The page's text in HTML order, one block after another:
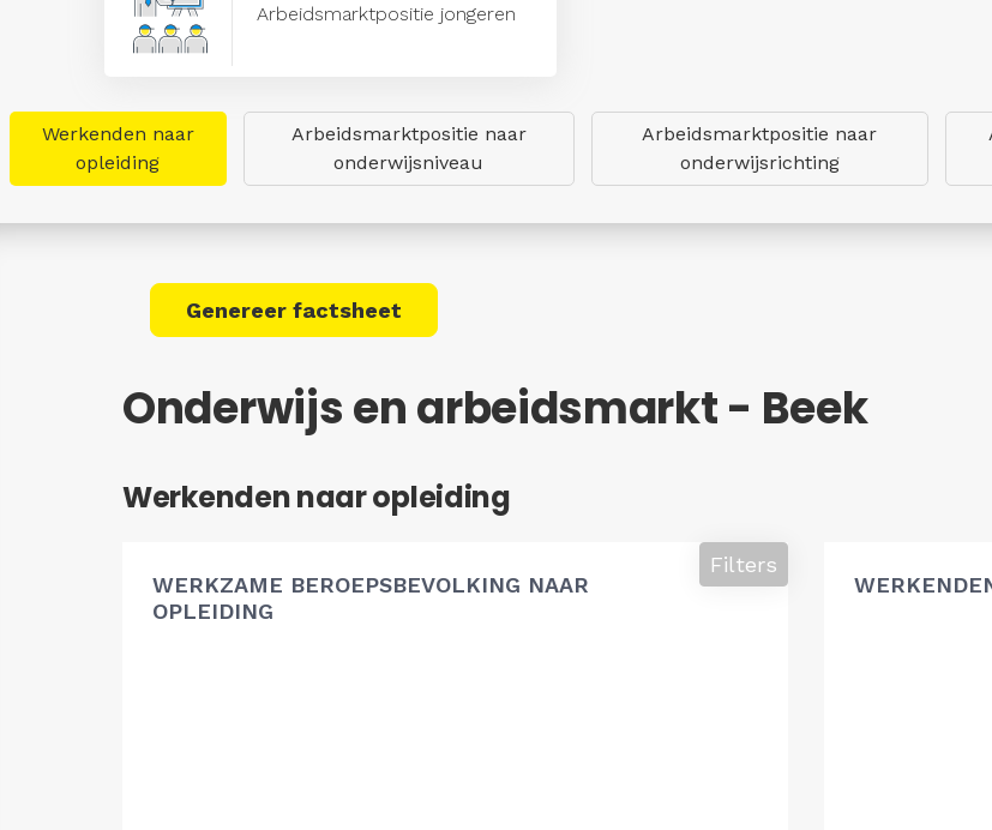
Arbeidsmarktpositie jongeren
Werkenden naar
opleiding
Arbeidsmarktpositie naar
onderwijsniveau
Arbeidsmarktpositie naar
onderwijsrichting
Genereer factsheet
Onderwijs en arbeidsmarkt - Beek
Werkenden naar opleiding
WERKZAME BEROEPSBEVOLKING NAAR
OPLEIDING
Filters